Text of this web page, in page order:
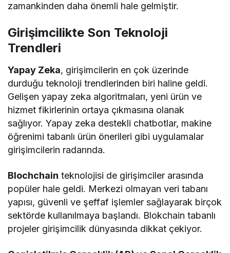
zamankinden daha önemli hale gelmiştir.
Girişimcilikte Son Teknoloji
Trendleri
Yapay Zeka, girişimcilerin en çok üzerinde
durduğu teknoloji trendlerinden biri haline geldi.
Gelişen yapay zeka algoritmaları, yeni ürün ve
hizmet fikirlerinin ortaya çıkmasına olanak
sağlıyor. Yapay zeka destekli chatbotlar, makine
öğrenimi tabanlı ürün önerileri gibi uygulamalar
girişimcilerin radarında.
Blochchain teknolojisi de girişimciler arasında
popüler hale geldi. Merkezi olmayan veri tabanı
yapısı, güvenli ve şeffaf işlemler sağlayarak birçok
sektörde kullanılmaya başlandı. Blokchain tabanlı
projeler girişimcilik dünyasında dikkat çekiyor.